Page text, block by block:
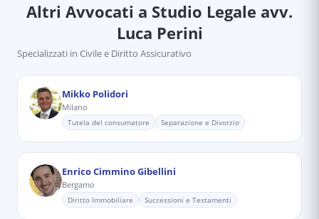
Altri Avvocati a Studio Legale avv.
Luca Perini
Specializzati in Civile e Diritto Assicurativo
Mikko Polidori
Milano
Tutela del consumatore Separazione e Divorzio
Enrico Cimmino Gibellini
Bergamo
Diritto Immobiliare Successioni e Testamenti